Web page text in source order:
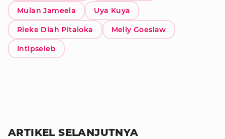
Mulan Jameela Uya Kuya
Rieke Diah Pitaloka Melly Goeslaw
Intipseleb
ARTIKEL SELANJUTNYA